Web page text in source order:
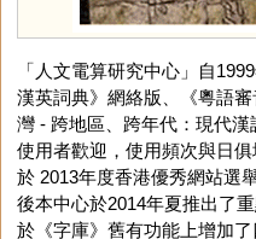
「人文電算研究中心」自
漢英詞典》網絡版、《粵語
灣 - 跨地區、跨年代：現代
使用者歡迎，使用頻次與日
於 2013年度香港優秀網站選
後本中心於2014年夏推出了
於《字庫》舊有功能上增加